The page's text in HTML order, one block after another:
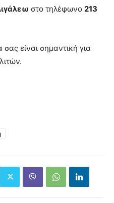
στο τηλέφωνο 213
είναι σημαντική για